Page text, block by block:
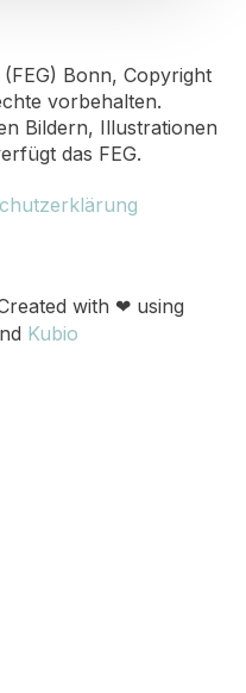
Bonn, Copyright
vorbehalten.
Bildern, Illustrationen
das FEG.
with ❤ using
Kubio